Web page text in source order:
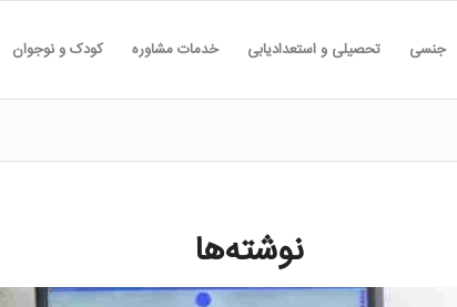
جنسی تحصیلی و استعدادیابی خدمات مشاوره کودک و نوجوان
نوشته‌ها